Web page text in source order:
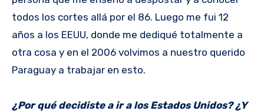
todos los cortes allá por el 86. Luego me fui 12
años a los EEUU, donde me dediqué totalmente a
otra cosa y en el 2006 volvimos a nuestro querido
Paraguay a trabajar en esto.
¿Por qué decidiste a ir a los Estados Unidos? ¿Y